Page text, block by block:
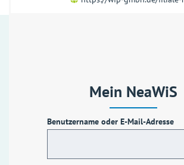
Mein NeaWiS
Benutzername oder E-Mail-Adresse